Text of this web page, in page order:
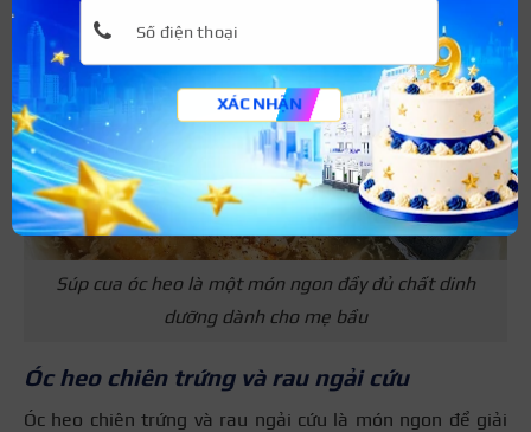
Súp cua óc heo là một món ngon đầy đủ chất dinh
dưỡng dành cho mẹ bầu
Óc heo chiên trứng và rau ngải cứu
Óc heo chiên trứng và rau ngải cứu là món ngon để giải
XÁC NHẬN